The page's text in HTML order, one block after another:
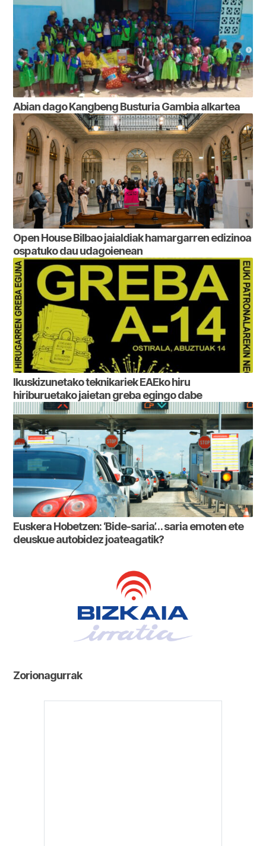
Abian dago Kangbeng Busturia Gambia alkartea
Open House Bilbao jaialdiak hamargarren edizinoa
ospatuko dau udagoienean
Ikuskizunetako teknikariek EAEko hiru
hiriburuetako jaietan greba egingo dabe
Euskera Hobetzen: ‘Bide-saria’… saria emoten ete
deuskue autobidez joateagatik?
Zorionagurrak